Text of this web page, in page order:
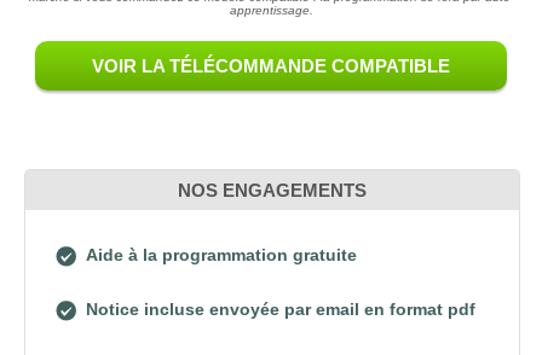
apprentissage.
VOIR LA TÉLÉCOMMANDE COMPATIBLE
NOS ENGAGEMENTS
Aide à la programmation gratuite
Notice incluse envoyée par email en format pdf